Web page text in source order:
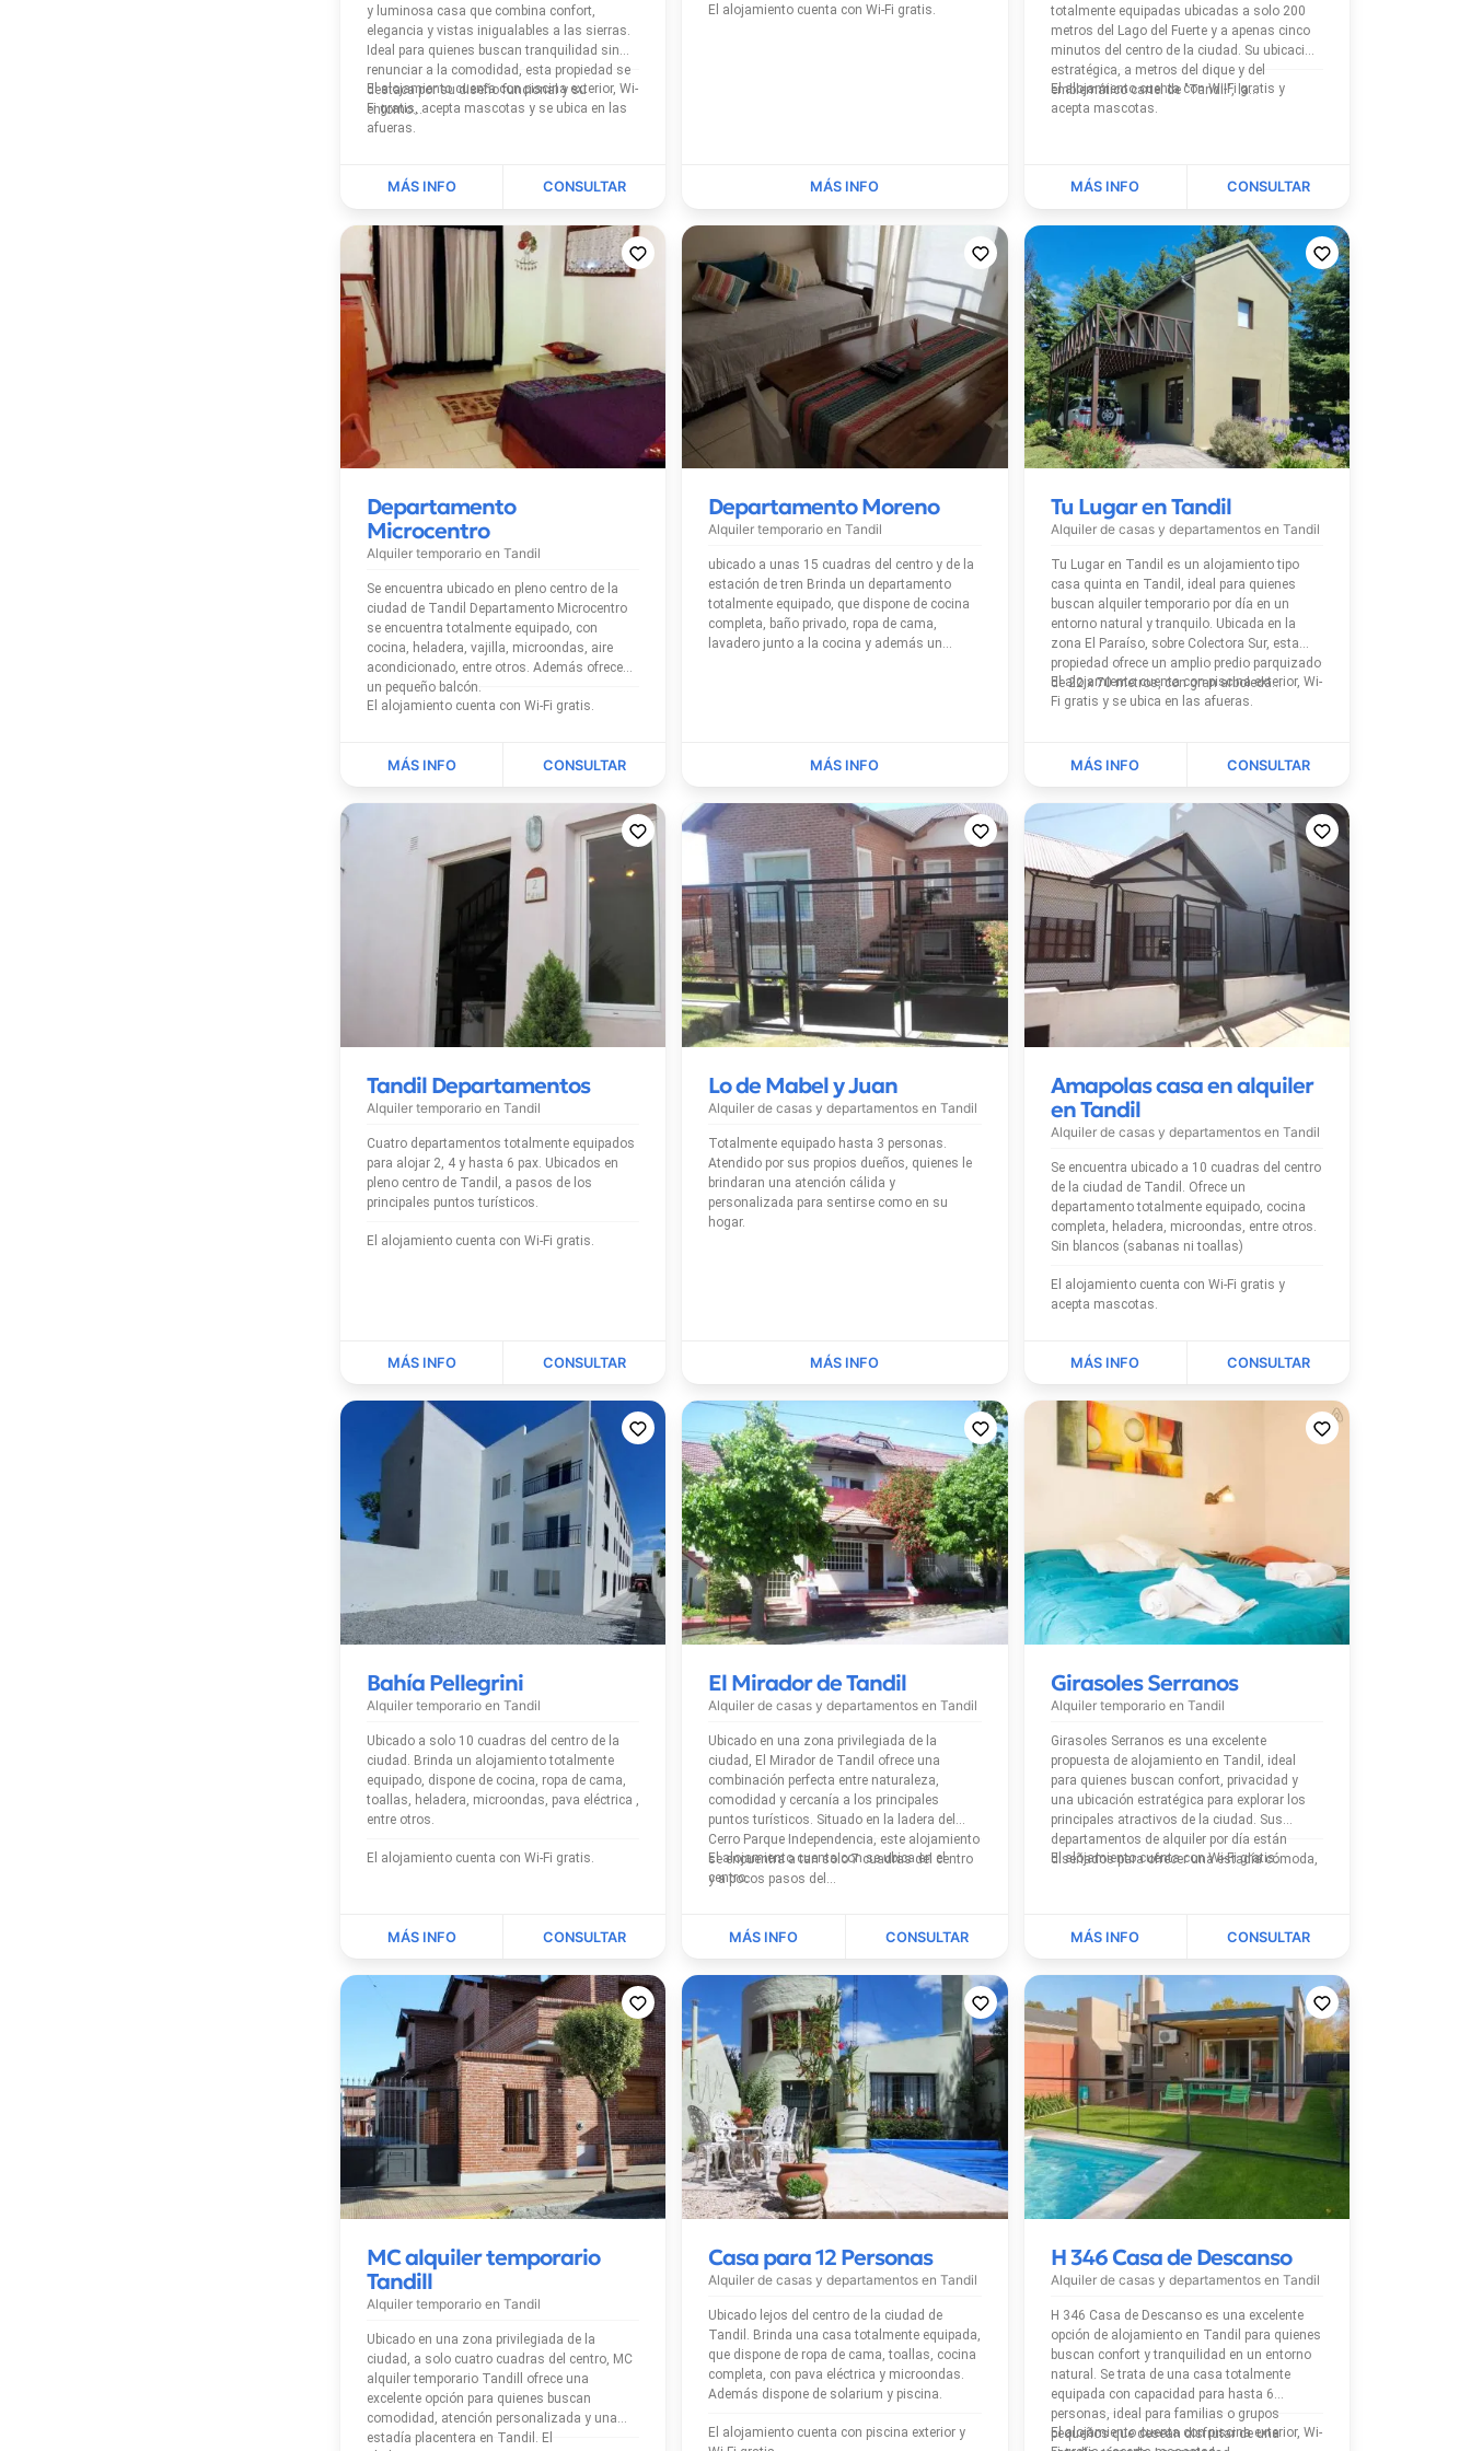
y luminosa casa que combina confort,
elegancia y vistas inigualables a las sierras.
Ideal para quienes buscan tranquilidad sin
renunciar a la comodidad, esta propiedad se
destaca por su diseño funcional y su
entorno...
El alojamiento cuenta con piscina exterior, Wi-
Fi gratis, acepta mascotas y se ubica en las
afueras.
El alojamiento cuenta con Wi-Fi gratis.
totalmente equipadas ubicadas a solo 200
metros del Lago del Fuerte y a apenas cinco
minutos del centro de la ciudad. Su ubicación
estratégica, a metros del dique y del
emblemático cartel de "Tandil", la...
El alojamiento cuenta con Wi-Fi gratis y
acepta mascotas.
Departamento
Microcentro
Alquiler temporario en Tandil
Se encuentra ubicado en pleno centro de la
ciudad de Tandil Departamento Microcentro
se encuentra totalmente equipado, con
cocina, heladera, vajilla, microondas, aire
acondicionado, entre otros. Además ofrece
un pequeño balcón.
El alojamiento cuenta con Wi-Fi gratis.
Departamento Moreno
Alquiler temporario enTandil
ubicado a unas 15 cuadras del centro y de la
estación de tren Brinda un departamento
totalmente equipado, que dispone de cocina
completa, baño privado, ropa de cama,
lavadero junto a la cocina y además un
Tu Lugar en Tandil
Alquiler de casas y departamentos en Tandil
Tu Lugar en Tandil es un alojamiento tipo
casa quinta en Tandil, ideal para quienes
buscan alquiler temporario por día en un
entorno natural y tranquilo. Ubicada en la
zona El Paraíso, sobre Colectora Sur, esta
propiedad ofrece un amplio predio parquizado
de 22 x 70 metros, con gran arboleda...
El alojamiento cuenta con piscina exterior, Wi-
Fi gratis y se ubica en las afueras.
Tandil Departamentos
Alquiler temporario en Tandil
Cuatro departamentos totalmente equipados
para alojar 2, 4 y hasta 6 pax. Ubicados en
pleno centro de Tandil, a pasos de los
principales puntos turísticos.
El alojamiento cuenta con Wi-Fi gratis.
Lo de Mabel y Juan
Alquiler de casas y departamentos enTandil
Totalmente equipado hasta 3 personas.
Atendido por sus propios dueños, quienes le
brindaran una atención cálida y
personalizada para sentirse como en su
hogar.
Amapolas casa en alquiler
en Tandil
Alquiler de casas y departamentos en Tandil
Se encuentra ubicado a 10 cuadras del centro
de la ciudad de Tandil. Ofrece un
departamento totalmente equipado, cocina
completa, heladera, microondas, entre otros.
Sin blancos (sabanas ni toallas)
El alojamiento cuenta con Wi-Fi gratis y
acepta mascotas.
Bahía Pellegrini
Alquiler temporario en Tandil
Ubicado a solo 10 cuadras del centro de la
ciudad. Brinda un alojamiento totalmente
equipado, dispone de cocina, ropa de cama,
toallas, heladera, microondas, pava eléctrica ,
entre otros.
El alojamiento cuenta con Wi-Fi gratis.
El Mirador de Tandil
Alquiler de casas y departamentos enTandil
Ubicado en una zona privilegiada de la
ciudad, El Mirador de Tandil ofrece una
combinación perfecta entre naturaleza,
comodidad y cercanía a los principales
puntos turísticos. Situado en la ladera del
Cerro Parque Independencia, este alojamiento
se encuentra a tan solo 7 cuadras del centro
y a pocos pasos del...
El alojamiento cuenta con se ubica en el
centro.
Girasoles Serranos
Alquiler temporario en Tandil
Girasoles Serranos es una excelente
propuesta de alojamiento en Tandil, ideal
para quienes buscan confort, privacidad y
una ubicación estratégica para explorar los
principales atractivos de la ciudad. Sus
departamentos de alquiler por día están
diseñados para ofrecer una estadía cómoda,
El alojamiento cuenta con Wi-Fi gratis.
MC alquiler temporario
Tandill
Alquiler temporario en Tandil
Ubicado en una zona privilegiada de la
ciudad, a solo cuatro cuadras del centro, MC
alquiler temporario Tandill ofrece una
excelente opción para quienes buscan
comodidad, atención personalizada y una
estadía placentera en Tandil. El
Casa para 12 Personas
Alquiler de casas y departamentos enTandil
Ubicado lejos del centro de la ciudad de
Tandil. Brinda una casa totalmente equipada,
que dispone de ropa de cama, toallas, cocina
completa, con pava eléctrica y microondas.
Además dispone de solarium y piscina.
El alojamiento cuenta con piscina exterior y
H 346 Casa de Descanso
Alquiler de casas y departamentos en Tandil
H 346 Casa de Descanso es una excelente
opción de alojamiento en Tandil para quienes
buscan confort y tranquilidad en un entorno
natural. Se trata de una casa totalmente
equipada con capacidad para hasta 6
personas, ideal para familias o grupos
pequeños que desean disfrutar de una
El alojamiento cuenta con piscina exterior, Wi-